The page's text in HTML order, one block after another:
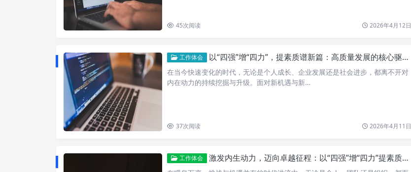
45次阅读 2026年4月12日
工作体会 以“四强”增“四力”，提素质谱新篇：高质量发展的核心驱动力
在当今快速变化的时代，无论是个人成长、企业发展还是社会进步，都离不开对
内在动力的持续挖掘与升级。面对新机遇与新…
37次阅读 2026年4月11日
工作体会 激发内生动力，迈向卓越征程：以“四强”增“四力”提素质，共谱发展新篇章